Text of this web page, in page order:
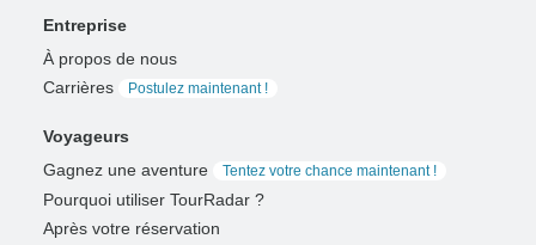
Entreprise
À propos de nous
Carrières
Postulez maintenant !
Voyageurs
Gagnez une aventure
Tentez votre chance maintenant !
Pourquoi utiliser TourRadar ?
Après votre réservation